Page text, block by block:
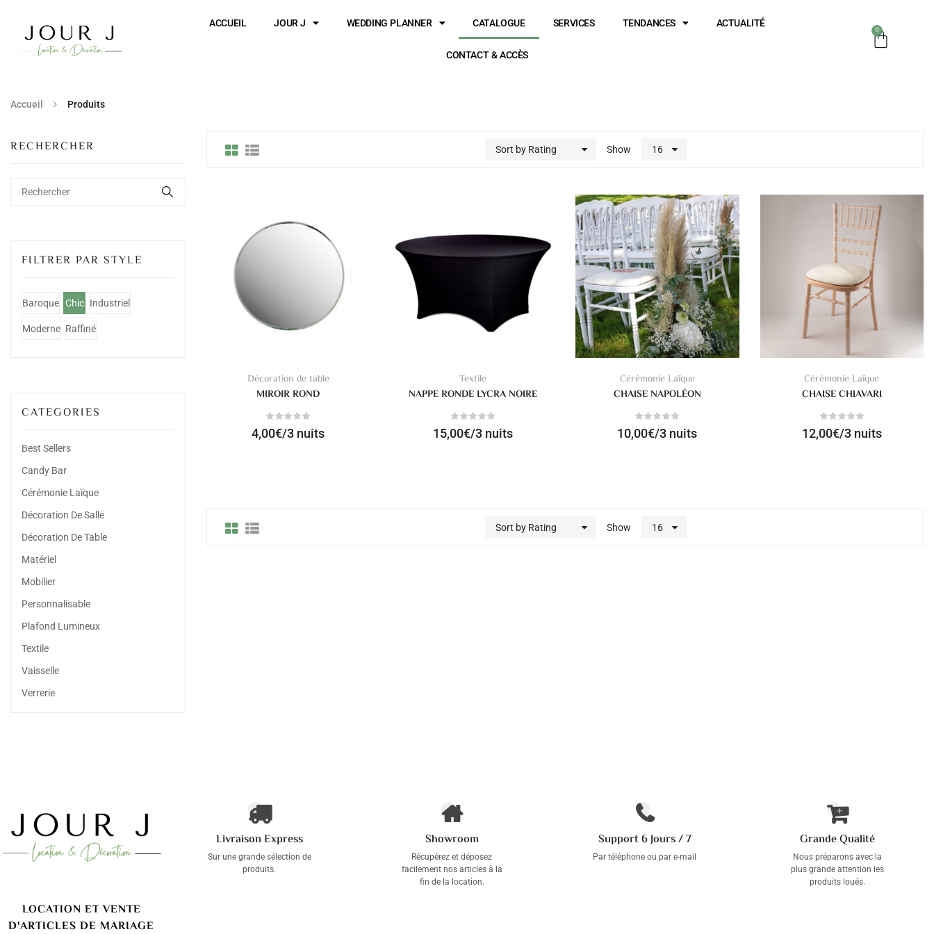
ACCUEIL JOUR J WEDDING PLANNER CATALOGUE SERVICES TENDANCES ACTUALITÉ
CONTACT & ACCÈS
0
Accueil Produits
RECHERCHER
FILTRER PAR STYLE
Baroque Chic Industriel
Moderne Raffiné
CATEGORIES
Best Sellers
Candy Bar
Cérémonie Laïque
Décoration De Salle
Décoration De Table
Matériel
Mobilier
Personnalisable
Plafond Lumineux
Textile
Vaisselle
Verrerie
Sort by Rating Show 16
Décoration de table
MIROIR ROND
4,00€/3 nuits
Textile
NAPPE RONDE LYCRA NOIRE
15,00€/3 nuits
Cérémonie Laïque
CHAISE NAPOLÉON
10,00€/3 nuits
Cérémonie Laïque
CHAISE CHIAVARI
12,00€/3 nuits
Sort by Rating Show 16
LOCATION ET VENTE
D'ARTICLES DE MARIAGE
Livraison Express
Sur une grande sélection de
produits.
Showroom
Récupérez et déposez
facilement nos articles à la
fin de la location.
Support 6 Jours / 7
Par téléphone ou par e-mail
Grande Qualité
Nous préparons avec la
plus grande attention les
produits loués.